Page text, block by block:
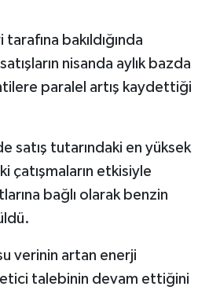
bakıldığında
nisanda aylık bazda
paralel artış kaydettiği
satış tutarındaki en yüksek
çatışmaların etkisiyle
bağlı olarak benzin
verinin artan enerji
talebinin devam ettiğini